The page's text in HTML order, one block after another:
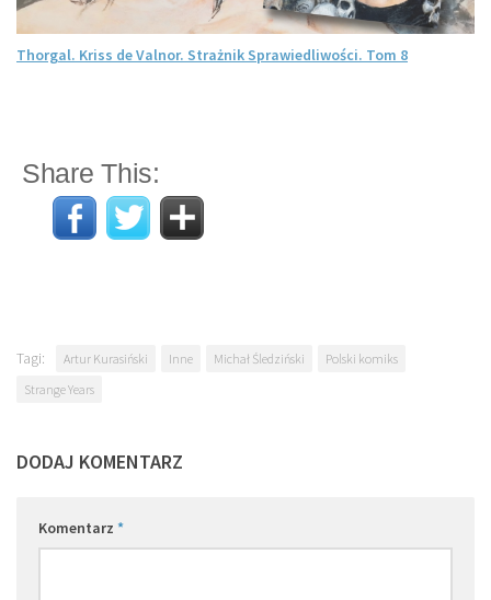
Thorgal. Kriss de Valnor. Strażnik Sprawiedliwości. Tom 8
Share This:
Tagi: Artur Kurasiński Inne Michał Śledziński
Polski komiks
Strange Years
DODAJ KOMENTARZ
Komentarz *